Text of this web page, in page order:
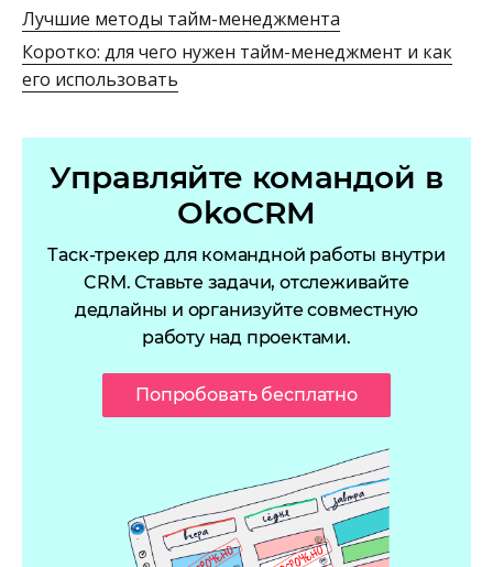
Лучшие методы тайм-менеджмента
Коротко: для чего нужен тайм-менеджмент и как
его использовать
Управляйте командой в
OkoCRM
Таск-трекер для командной работы внутри
CRM. Ставьте задачи, отслеживайте
дедлайны и организуйте совместную
работу над проектами.
Попробовать бесплатно